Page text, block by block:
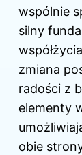
wspólnie
silny
zmiana
radości z
elementy
obie